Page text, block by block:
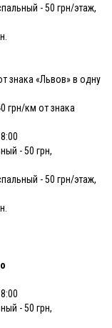
- 50 грн/этаж,
знака «Львов» в одну
грн/км от знака
- 50 грн,
- 50 грн/этаж,
- 50 грн,